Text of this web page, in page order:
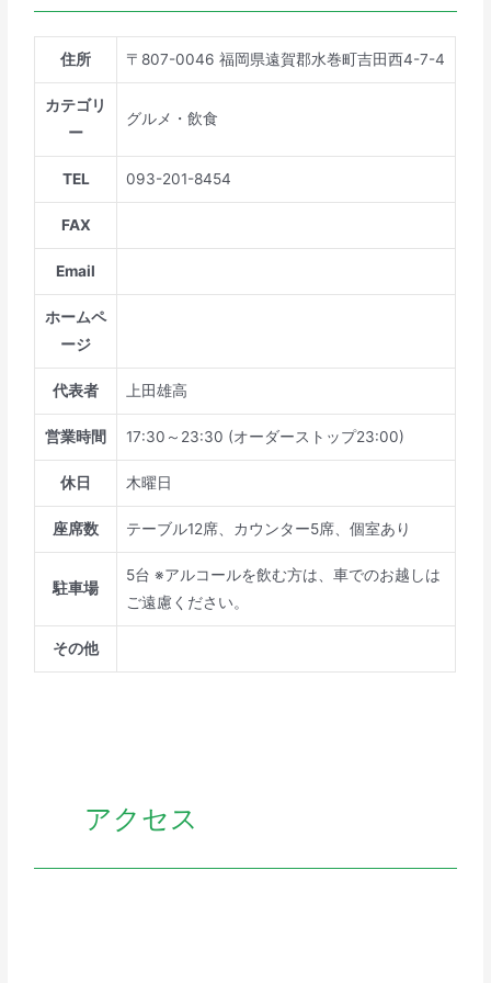
住所 〒807-0046 福岡県遠賀郡水巻町吉田西4-7-4
カテゴリ
ー
グルメ・飲食
TEL 093-201-8454
FAX
Email
ホームペ
ージ
代表者 上田雄高
営業時間 17:30～23:30 (オーダーストップ23:00)
休日 木曜日
座席数 テーブル12席、カウンター5席、個室あり
駐車場
5台 ※アルコールを飲む方は、車でのお越しは
ご遠慮ください。
その他
アクセス